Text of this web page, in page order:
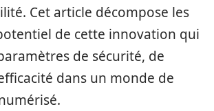
Cet article décompose les
de cette innovation qui
de sécurité, de
dans un monde de